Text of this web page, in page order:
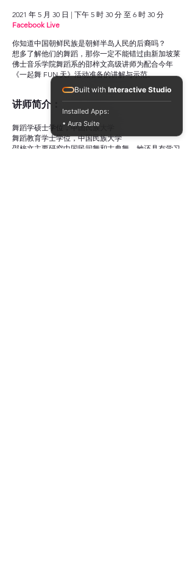
2021 年 5 月 30 日 | 下午 5 时 30 分 至 6 时 30 分
Facebook Live
你知道中国朝鲜民族是朝鲜半岛人民的后裔吗？
想多了解他们的舞蹈，那你一定不能错过由新加坡莱
佛士音乐学院舞蹈系的邵梓文高级讲师为配合今年
《一起舞 FUN 天》活动准备的讲解与示范。
讲师简介：
舞蹈学硕士学位，中国民族大学
舞蹈教育学士学位，中国民族大学
邵梓文主要研究中国民间舞和古典舞。她还具有学习
Built with Interactive Studio
Installed Apps:
• Aura Suite